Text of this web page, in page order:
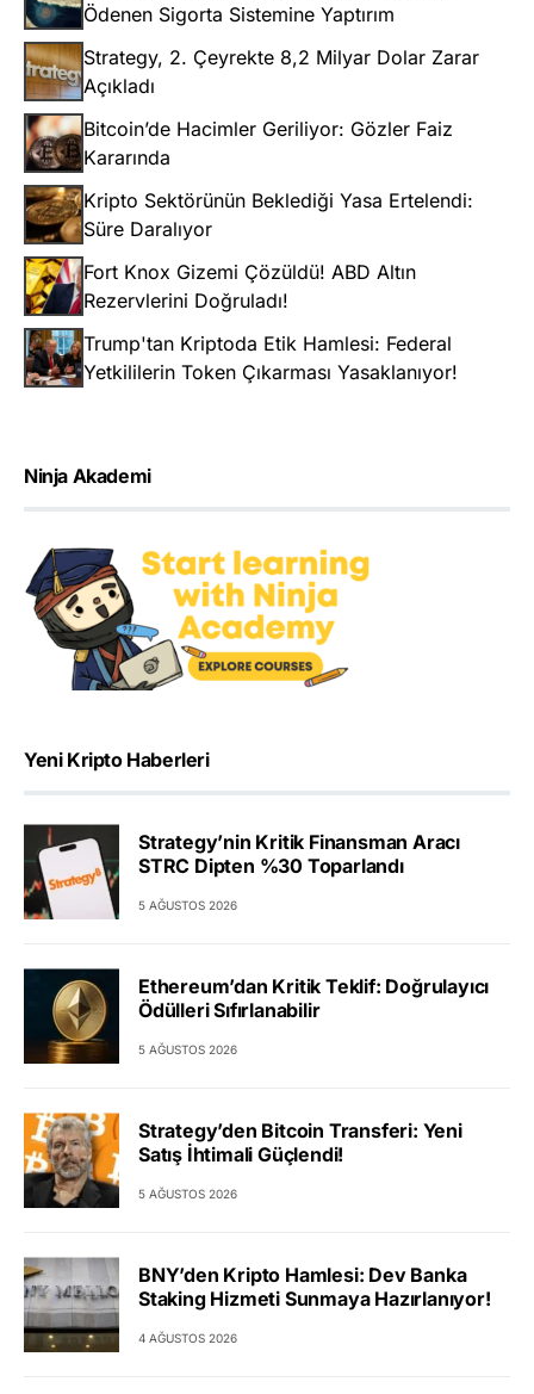
Ödenen Sigorta Sistemine Yaptırım
Strategy, 2. Çeyrekte 8,2 Milyar Dolar Zarar
Açıkladı
Bitcoin’de Hacimler Geriliyor: Gözler Faiz
Kararında
Kripto Sektörünün Beklediği Yasa Ertelendi:
Süre Daralıyor
Fort Knox Gizemi Çözüldü! ABD Altın
Rezervlerini Doğruladı!
Trump'tan Kriptoda Etik Hamlesi: Federal
Yetkililerin Token Çıkarması Yasaklanıyor!
Ninja Akademi
Yeni Kripto Haberleri
Strategy’nin Kritik Finansman Aracı
STRC Dipten %30 Toparlandı
5 AĞUSTOS 2026
Ethereum’dan Kritik Teklif: Doğrulayıcı
Ödülleri Sıfırlanabilir
5 AĞUSTOS 2026
Strategy’den Bitcoin Transferi: Yeni
Satış İhtimali Güçlendi!
5 AĞUSTOS 2026
BNY’den Kripto Hamlesi: Dev Banka
Staking Hizmeti Sunmaya Hazırlanıyor!
4 AĞUSTOS 2026